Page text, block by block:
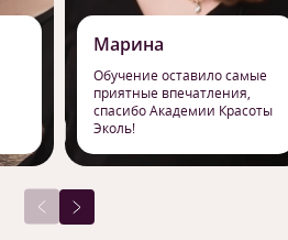
Марина
Обучение оставило самые
приятные впечатления,
спасибо Академии Красоты
Эколь!